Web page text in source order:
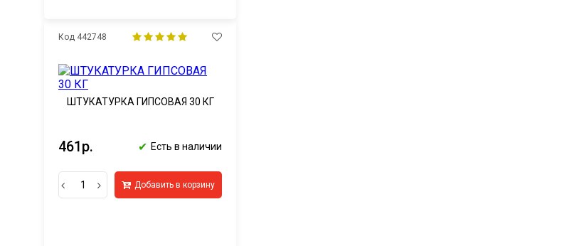
Код 442748
ШТУКАТУРКА ГИПСОВАЯ 30 КГ
461р. ✔ Есть в наличии
Добавить в корзину